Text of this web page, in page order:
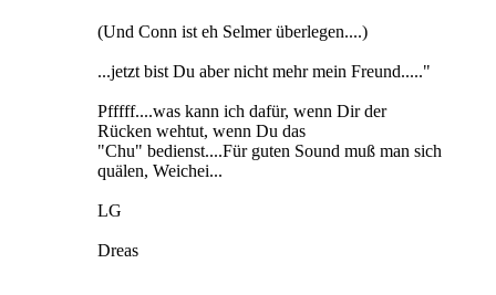
(Und Conn ist eh Selmer überlegen....)
...jetzt bist Du aber nicht mehr mein Freund....."
Pfffff....was kann ich dafür, wenn Dir der
Rücken wehtut, wenn Du das
"Chu" bedienst....Für guten Sound muß man sich
quälen, Weichei...
LG
Dreas